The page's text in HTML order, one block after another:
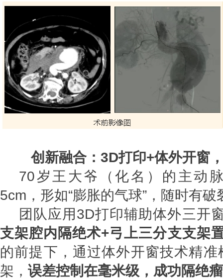
创新融合：3D打印+体外开窗
70岁王大爷（化名）的主动
5cm，形如“膨胀的气球”，随时有破
团队应用3D打印辅助体外三开
支架腔内隔绝术+弓上三分支支架
的前提下，通过体外开窗技术精
架， 误差控制在毫米级，成功隔绝